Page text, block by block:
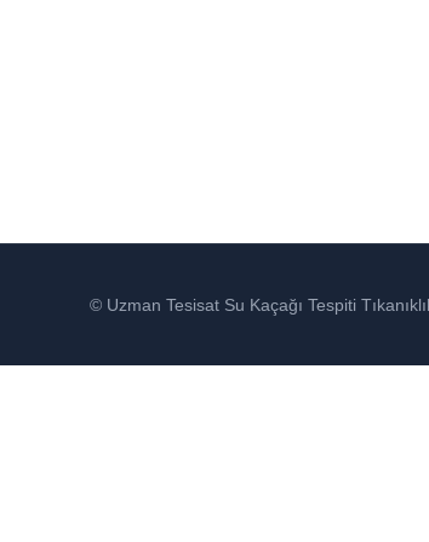
© Uzman Tesisat Su Kaçağı Tespiti